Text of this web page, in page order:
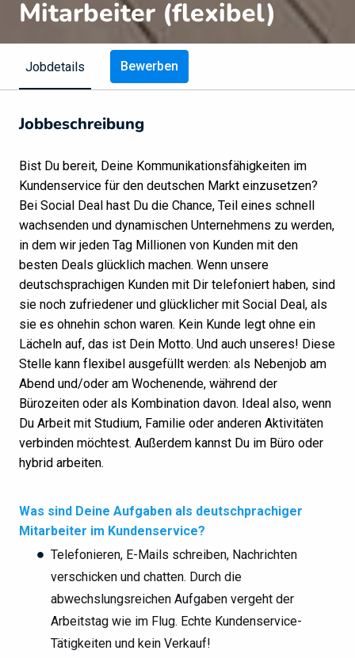
Mitarbeiter (flexibel)
Jobdetails Bewerben
Jobbeschreibung
Bist Du bereit, Deine Kommunikationsfähigkeiten im
Kundenservice für den deutschen Markt einzusetzen?
Bei Social Deal hast Du die Chance, Teil eines schnell
wachsenden und dynamischen Unternehmens zu werden,
in dem wir jeden Tag Millionen von Kunden mit den
besten Deals glücklich machen. Wenn unsere
deutschsprachigen Kunden mit Dir telefoniert haben, sind
sie noch zufriedener und glücklicher mit Social Deal, als
sie es ohnehin schon waren. Kein Kunde legt ohne ein
Lächeln auf, das ist Dein Motto. Und auch unseres! Diese
Stelle kann flexibel ausgefüllt werden: als Nebenjob am
Abend und/oder am Wochenende, während der
Bürozeiten oder als Kombination davon. Ideal also, wenn
Du Arbeit mit Studium, Familie oder anderen Aktivitäten
verbinden möchtest. Außerdem kannst Du im Büro oder
hybrid arbeiten.
Was sind Deine Aufgaben als deutschprachiger
Mitarbeiter im Kundenservice?
Telefonieren, E-Mails schreiben, Nachrichten
verschicken und chatten. Durch die
abwechslungsreichen Aufgaben vergeht der
Arbeitstag wie im Flug. Echte Kundenservice-
Tätigkeiten und kein Verkauf!